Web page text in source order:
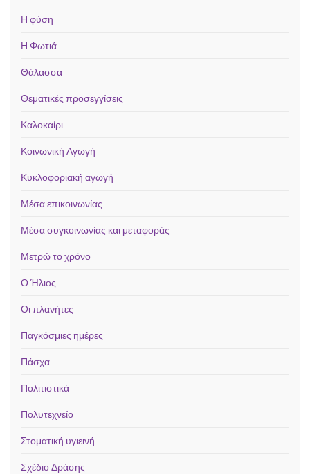
Η φύση
Η Φωτιά
Θάλασσα
Θεματικές προσεγγίσεις
Καλοκαίρι
Κοινωνική Αγωγή
Κυκλοφοριακή αγωγή
Μέσα επικοινωνίας
Μέσα συγκοινωνίας και μεταφοράς
Μετρώ το χρόνο
Ο Ήλιος
Οι πλανήτες
Παγκόσμιες ημέρες
Πάσχα
Πολιτιστικά
Πολυτεχνείο
Στοματική υγιεινή
Σχέδιο Δράσης